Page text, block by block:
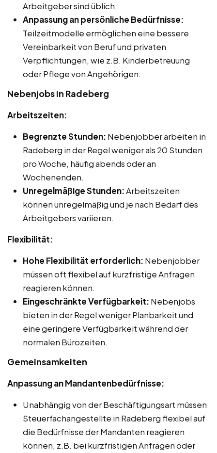
Arbeitgeber sind üblich.
Anpassung an persönliche Bedürfnisse:
Teilzeitmodelle ermöglichen eine bessere
Vereinbarkeit von Beruf und privaten
Verpflichtungen, wie z.B. Kinderbetreuung
oder Pflege von Angehörigen.
Nebenjobs in Radeberg
Arbeitszeiten:
Begrenzte Stunden: Nebenjobber arbeiten in
Radeberg in der Regel weniger als 20 Stunden
pro Woche, häufig abends oder an
Wochenenden.
Unregelmäßige Stunden:Arbeitszeiten
können unregelmäßig und je nach Bedarf des
Arbeitgebers variieren.
Flexibilität:
Hohe Flexibilität erforderlich: Nebenjobber
müssen oft flexibel auf kurzfristige Anfragen
reagieren können.
Eingeschränkte Verfügbarkeit: Nebenjobs
bieten in der Regel weniger Planbarkeit und
eine geringere Verfügbarkeit während der
normalen Bürozeiten.
Gemeinsamkeiten
Anpassung an Mandantenbedürfnisse:
Unabhängig von der Beschäftigungsart müssen
Steuerfachangestellte in Radeberg flexibel auf
die Bedürfnisse der Mandanten reagieren
können, z.B. bei kurzfristigen Anfragen oder